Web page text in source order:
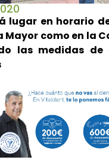
lugar en horario
Mayor como en la
las medidas de